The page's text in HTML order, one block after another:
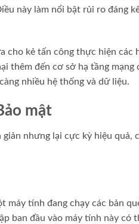
này làm nổi bật rủi ro đáng
kẻ tấn công thực hiện các
thêm đến cơ sở hạ tầng
nhiều hệ thống và dữ liệu.
mật
nhưng lại cực kỳ hiệu
máy tính đang chạy các bản
ban đầu vào máy tính này có